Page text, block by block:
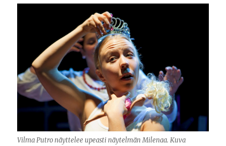
Vilma Putro näyttelee upeasti näytelmän Milenaa. Kuva